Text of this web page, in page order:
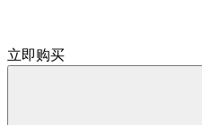
立即购买